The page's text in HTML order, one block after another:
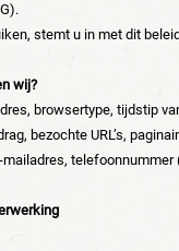
stemt u in met dit
wij?
browsertype, tijdstip
bezochte URL’s,
mailadres,